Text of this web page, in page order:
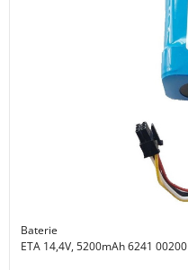
Baterie
ETA 14,4V, 5200mAh 6241 00200